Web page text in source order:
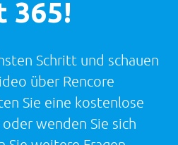
365!
Schritt und schauen
über Rencore
Sie eine kostenlose
wenden Sie sich